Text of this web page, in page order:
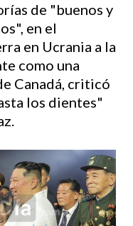
de "buenos y
en el
en Ucrania a la
como una
Canadá, criticó
los dientes"